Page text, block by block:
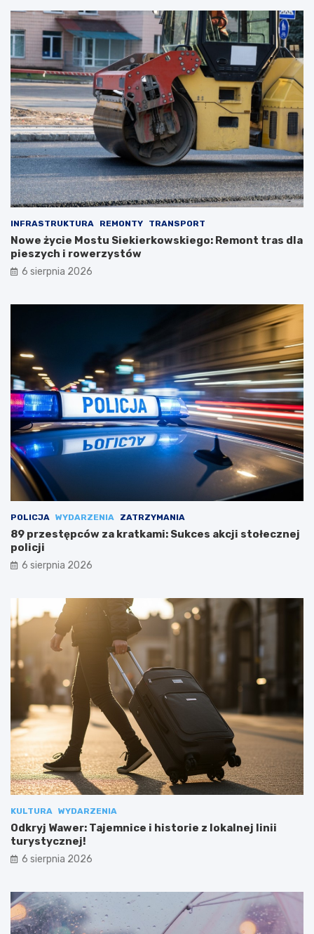
INFRASTRUKTURA REMONTY TRANSPORT
Nowe życie Mostu Siekierkowskiego: Remont tras dla
pieszych i rowerzystów
6 sierpnia 2026
POLICJA WYDARZENIA ZATRZYMANIA
89 przestępców za kratkami: Sukces akcji stołecznej
policji
6 sierpnia 2026
KULTURA WYDARZENIA
Odkryj Wawer: Tajemnice i historie z lokalnej linii
turystycznej!
6 sierpnia 2026